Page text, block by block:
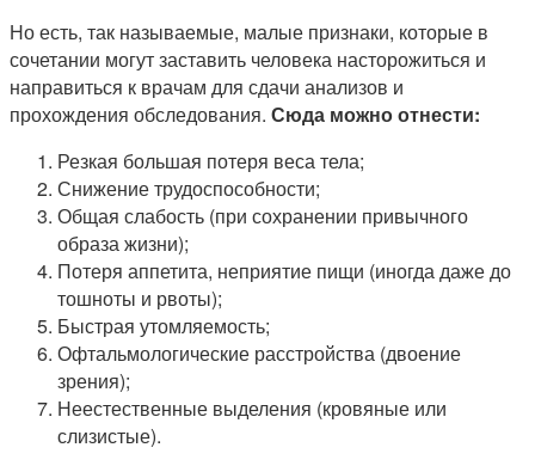
Но есть, так называемые, малые признаки, которые в
сочетании могут заставить человека насторожиться и
направиться к врачам для сдачи анализов и
прохождения обследования. Сюда можно отнести:
Резкая большая потеря веса тела;
Снижение трудоспособности;
Общая слабость (при сохранении привычного
образа жизни);
Потеря аппетита, неприятие пищи (иногда даже до
тошноты и рвоты);
Быстрая утомляемость;
Офтальмологические расстройства (двоение
зрения);
Неестественные выделения (кровяные или
слизистые).